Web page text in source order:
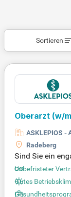
Sortieren
Oberarzt (w/
ASKLEPIOS -
Radeberg
Sind Sie ein
e Medizin mit
n einen
sorgung
Unbefristeter
Gutes